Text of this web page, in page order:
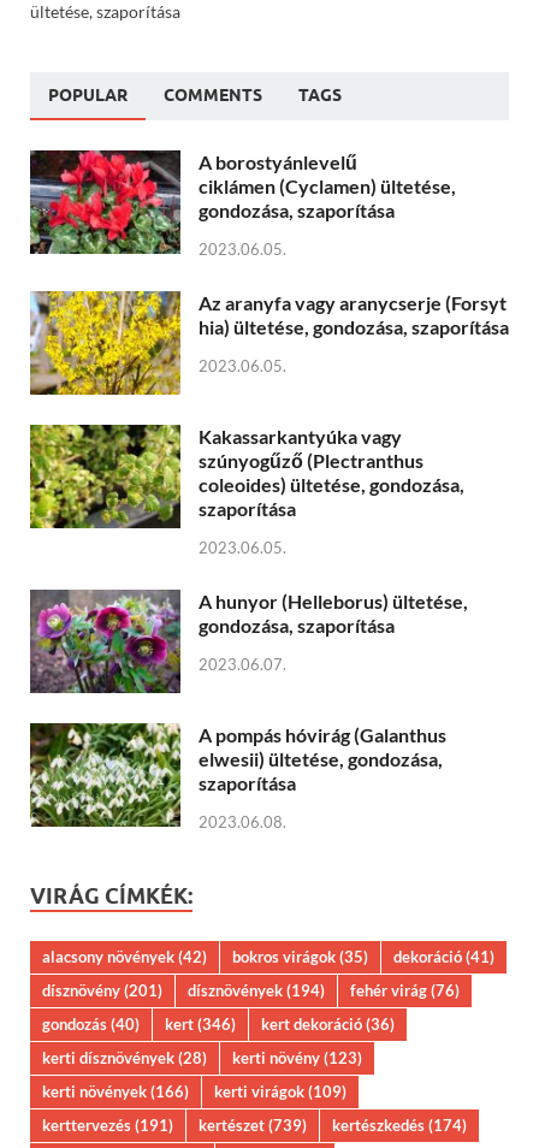
ültetése, szaporítása
POPULAR COMMENTS TAGS
A borostyánlevelű
ciklámen (Cyclamen) ültetése,
gondozása, szaporítása
2023.06.05.
Az aranyfa vagy aranycserje (Forsyt
hia) ültetése, gondozása, szaporítása
2023.06.05.
Kakassarkantyúka vagy
szúnyogűző (Plectranthus
coleoides) ültetése, gondozása,
szaporítása
2023.06.05.
A hunyor (Helleborus) ültetése,
gondozása, szaporítása
2023.06.07.
A pompás hóvirág (Galanthus
elwesii) ültetése, gondozása,
szaporítása
2023.06.08.
VIRÁG CÍMKÉK:
alacsony növények(42) bokros virágok(35) dekoráció(41)
dísznövény(201) dísznövények(194) fehér virág(76)
gondozás(40) kert(346) kert dekoráció(36)
kerti dísznövények(28) kerti növény(123)
kerti növények(166) kerti virágok(109)
kerttervezés(191) kertészet(739) kertészkedés(174)